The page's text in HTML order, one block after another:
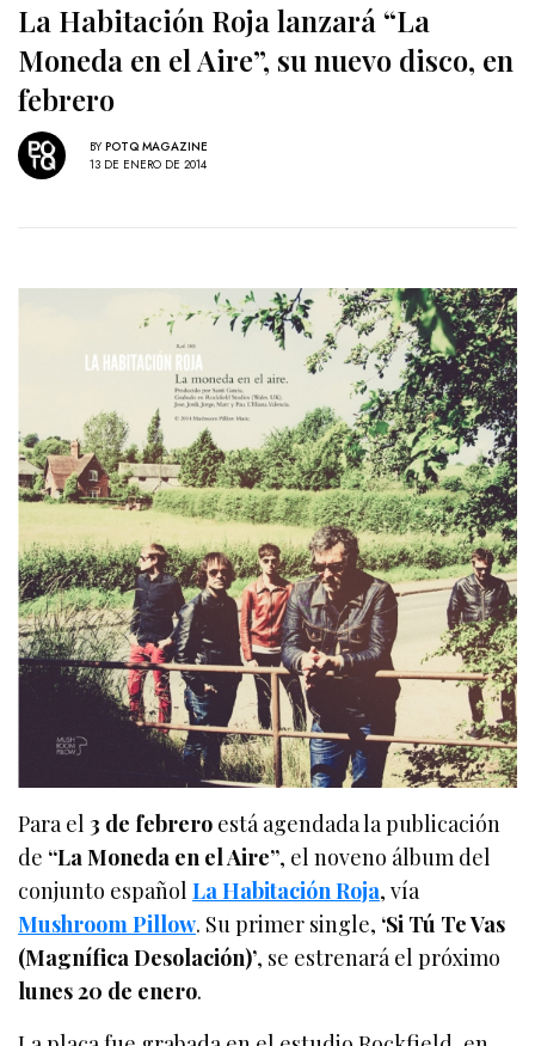
La Habitación Roja lanzará “La
Moneda en el Aire”, su nuevo disco, en
febrero
BY POTQ MAGAZINE
13 DE ENERO DE 2014
Para el 3 de febrero está agendada la publicación
de “La Moneda en el Aire”, el noveno álbum del
conjunto españolLa Habitación Roja, vía
Mushroom Pillow. Su primer single, ‘Si Tú Te Vas
(Magnífica Desolación)’, se estrenará el próximo
lunes 20 de enero.